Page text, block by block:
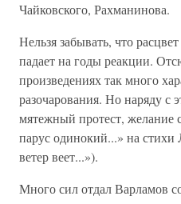
Чайковского, Рахманинова.
Нельзя забывать, что
падает на годы реакции.
произведениях так много
разочарования. Но наряду
мятежный протест, желание
парус одинокий...» на
ветер веет...»).
Много сил отдал Варламов